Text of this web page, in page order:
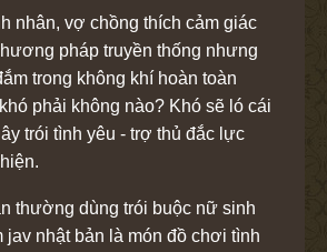
nhân, vợ chồng thích cảm giác
pháp truyền thống nhưng
trong không khí hoàn toàn
phải không nào? Khó sẽ ló cái
trói tình yêu - trợ thủ đắc lực
thường dùng trói buộc nữ sinh
jav nhật bản là món đồ chơi tình